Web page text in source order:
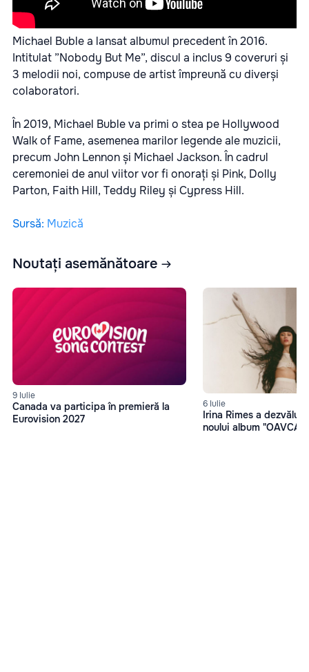
Michael Buble a lansat albumul precedent în 2016.
Intitulat ”Nobody But Me”, discul a inclus 9 coveruri și
3 melodii noi, compuse de artist împreună cu diverși
colaboratori.
În 2019, Michael Buble va primi o stea pe Hollywood
Walk of Fame, asemenea marilor legende ale muzicii,
precum John Lennon și Michael Jackson. În cadrul
ceremoniei de anul viitor vor fi onorați și Pink, Dolly
Parton, Faith Hill, Teddy Riley și Cypress Hill.
Sursă: Muzică
Noutați asemănătoare
9 Iulie
Canada va participa în premieră la
Eurovision 2027
6 Iulie
Irina Rimes a
noului album